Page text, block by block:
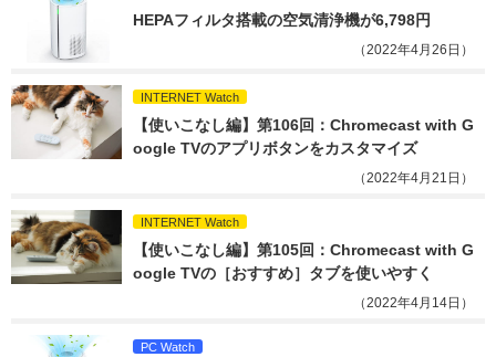
HEPAフィルタ搭載の空気清浄機が6,798円
（2022年4月26日）
INTERNET Watch
【使いこなし編】第106回：Chromecast with G
oogle TVのアプリボタンをカスタマイズ
（2022年4月21日）
INTERNET Watch
【使いこなし編】第105回：Chromecast with G
oogle TVの［おすすめ］タブを使いやすく
（2022年4月14日）
PC Watch